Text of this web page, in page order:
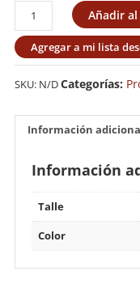
Cabezal
cerrado
Gran
Marc
cantidad
Añadir
Agregar a mi lista
SKU: N/DCategorías:
Información
Información
Talle
Color